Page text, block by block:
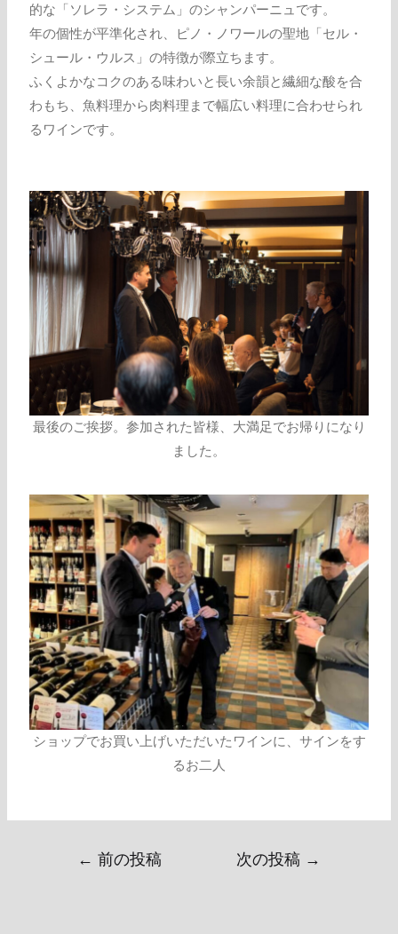
的な「ソレラ・システム」のシャンパーニュです。
年の個性が平準化され、ピノ・ノワールの聖地「セル・
シュール・ウルス」の特徴が際立ちます。
ふくよかなコクのある味わいと長い余韻と繊細な酸を合
わもち、魚料理から肉料理まで幅広い料理に合わせられ
るワインです。
最後のご挨拶。参加された皆様、大満足でお帰りになり
ました。
ショップでお買い上げいただいたワインに、サインをす
るお二人
← 前の投稿 次の投稿 →